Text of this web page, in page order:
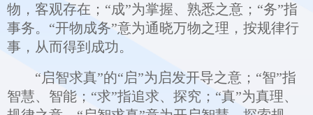
物，客观存在；“成”为掌握、熟悉之意；“务”指
事务。“开物成务”意为通晓万物之理，按规律行
事，从而得到成功。
“启智求真”的“启”为启发开导之意；“智”指
智慧、智能；“求”指追求、探究；“真”为真理、